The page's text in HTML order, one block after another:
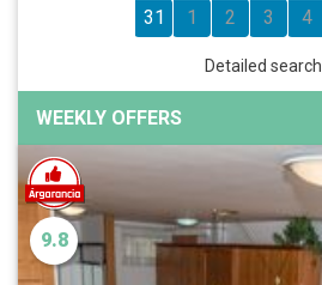
31
1 2 3 4
Detailed search
WEEKLY OFFERS
9.8